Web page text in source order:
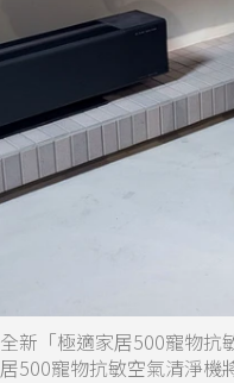
新「極適家居500寵物
500寵物抗敏空氣清淨機